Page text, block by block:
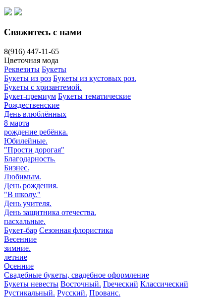
Свяжитесь с нами
8(916) 447-11-65
Цветочная мода
Реквезиты Букеты
Букеты из роз Букеты из кустовых роз.
Букеты с хризантемой.
Букет-премиум Букеты тематические
Рождественские
День влюблённых
8 марта
рождение ребёнка.
Юбилейные.
"Прости дорогая"
Благодарность.
Бизнес.
Любимым.
День рождения.
"В школу."
День учителя.
День защитника отечества.
пасхальные.
Букет-бар Сезонная флористика
Весенние
зимние.
летние
Осенние
Свадебные букеты, свадебное оформление
Букеты невесты Восточный. Греческий Классический
Рустикальный. Русский. Прованс.